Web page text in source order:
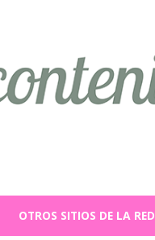
OTROS SITIOS DE LA RED